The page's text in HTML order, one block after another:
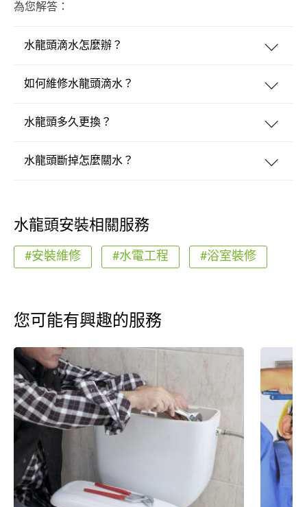
為您解答：
水龍頭滴水怎麼辦？
如何維修水龍頭滴水？
水龍頭多久更換？
水龍頭斷掉怎麼關水？
水龍頭安裝相關服務
#安裝維修 #水電工程 #浴室裝修
您可能有興趣的服務